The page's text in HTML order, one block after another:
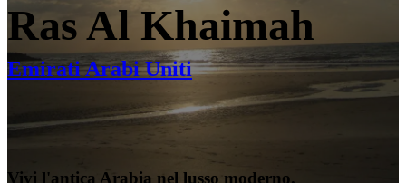
Ras Al Khaimah
Emirati Arabi Uniti
Vivi l'antica Arabia nel lusso moderno.